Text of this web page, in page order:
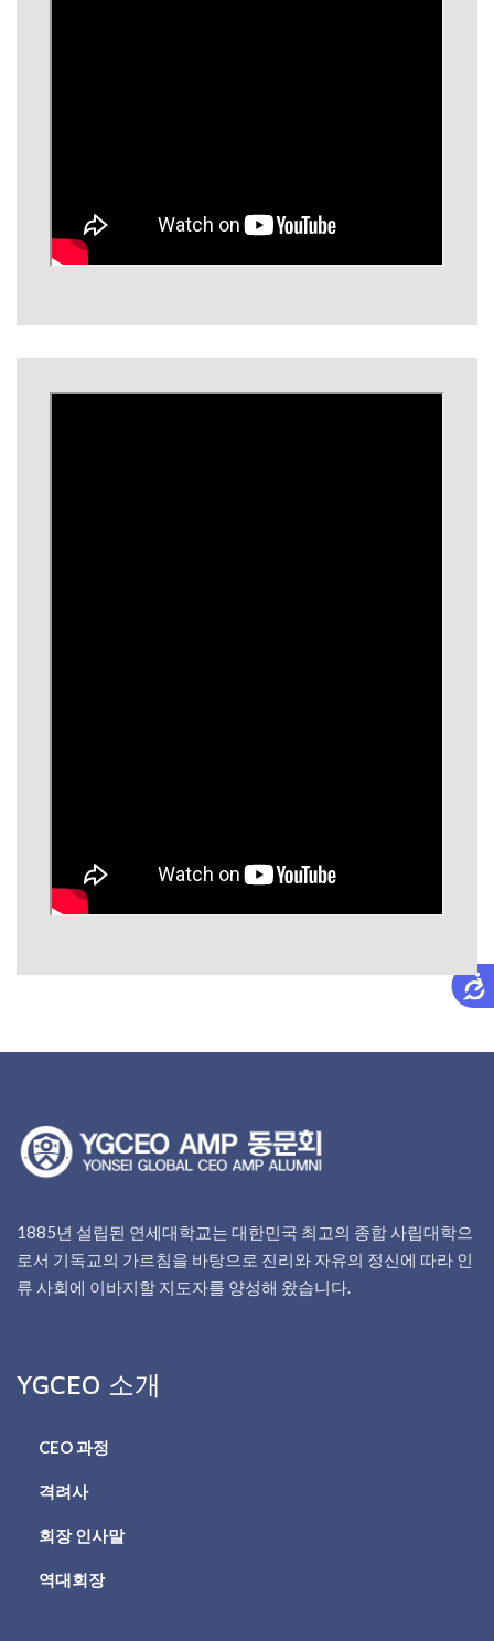
1885년 설립된 연세대학교는 대한민국 최고의 종합 사립대학으
로서 기독교의 가르침을 바탕으로 진리와 자유의 정신에 따라 인
류 사회에 이바지할 지도자를 양성해 왔습니다.
YGCEO 소개
CEO 과정
격려사
회장 인사말
역대회장